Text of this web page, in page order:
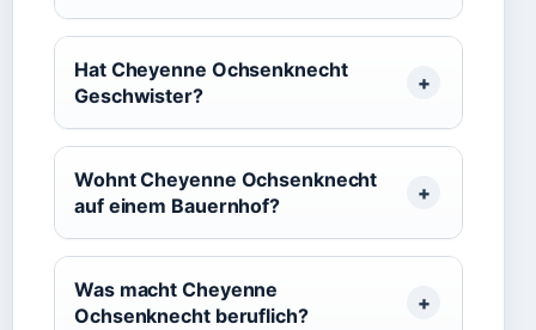
Hat Cheyenne Ochsenknecht
Geschwister?
Wohnt Cheyenne Ochsenknecht
auf einem Bauernhof?
Was macht Cheyenne
Ochsenknecht beruflich?